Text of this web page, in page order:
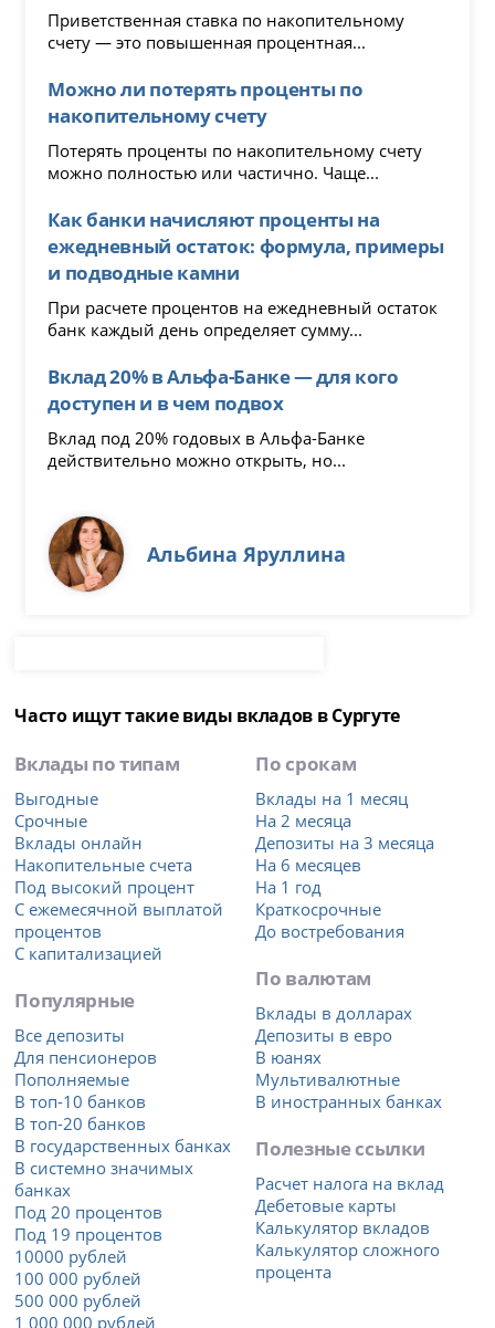
Приветственная ставка по накопительному
счету — это повышенная процентная...
Можно ли потерять проценты по
накопительному счету
Потерять проценты по накопительному счету
можно полностью или частично. Чаще...
Как банки начисляют проценты на
ежедневный остаток: формула, примеры
и подводные камни
При расчете процентов на ежедневный остаток
банк каждый день определяет сумму...
Вклад 20% в Альфа-Банке — для кого
доступен и в чем подвох
Вклад под 20% годовых в Альфа-Банке
действительно можно открыть, но...
Альбина Яруллина
Часто ищут такие виды вкладов в Сургуте
Вклады по типам
Выгодные
Срочные
Вклады онлайн
Накопительные счета
Под высокий процент
С ежемесячной выплатой
процентов
С капитализацией
Популярные
Все депозиты
Для пенсионеров
Пополняемые
В топ-10 банков
В топ-20 банков
В государственных банках
В системно значимых
банках
Под 20 процентов
Под 19 процентов
10000 рублей
100 000 рублей
500 000 рублей
1 000 000 рублей
По срокам
Вклады на 1 месяц
На 2 месяца
Депозиты на 3 месяца
На 6 месяцев
На 1 год
Краткосрочные
До востребования
По валютам
Вклады в долларах
Депозиты в евро
В юанях
Мультивалютные
В иностранных банках
Полезные ссылки
Расчет налога на вклад
Дебетовые карты
Калькулятор вкладов
Калькулятор сложного
процента